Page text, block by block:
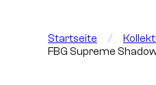
Startseite /
FBG Supreme